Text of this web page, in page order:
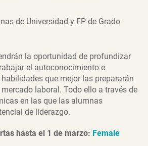
de Universidad y FP de Grado
la oportunidad de profundizar
el autoconocimiento e
que mejor las prepararán
laboral. Todo ello a través de
en las que las alumnas
de liderazgo.
hasta el 1 de marzo: Female